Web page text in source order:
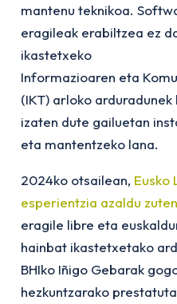
mantenu teknikoa.
eragileak erabiltzea ez
ikastetxeko
Informazioaren eta
(IKT) arloko
izaten dute gailuetan
eta mantentzeko lana.
2024ko otsailean, Eusko
esperientzia azaldu zuten
eragile libre eta
hainbat ikastetxetako
BHIko Iñigo Gebarak
hezkuntzarako